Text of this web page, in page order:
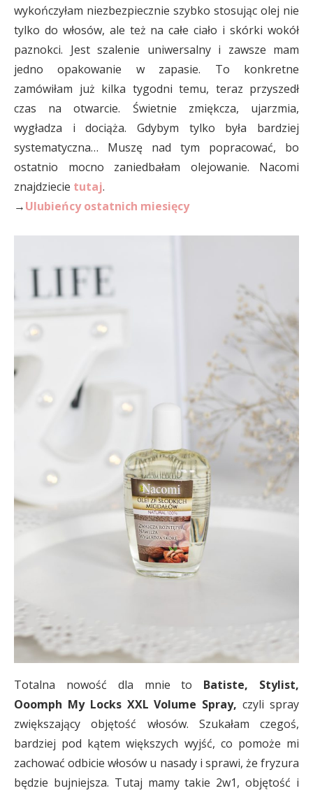
wykończyłam niezbezpiecznie szybko stosując olej nie
tylko do włosów, ale też na całe ciało i skórki wokół
paznokci. Jest szalenie uniwersalny i zawsze mam
jedno opakowanie w zapasie. To konkretne
zamówiłam już kilka tygodni temu, teraz przyszedł
czas na otwarcie. Świetnie zmiękcza, ujarzmia,
wygładza i dociąża. Gdybym tylko była bardziej
systematyczna… Muszę nad tym popracować, bo
ostatnio mocno zaniedbałam olejowanie. Nacomi
znajdziecie tutaj.
→Ulubieńcy ostatnich miesięcy
Totalna nowość dla mnie to Batiste, Stylist,
Ooomph My Locks XXL Volume Spray,czyli spray
zwiększający objętość włosów. Szukałam czegoś,
bardziej pod kątem większych wyjść, co pomoże mi
zachować odbicie włosów u nasady i sprawi, że fryzura
będzie bujniejsza. Tutaj mamy takie 2w1, objętość i